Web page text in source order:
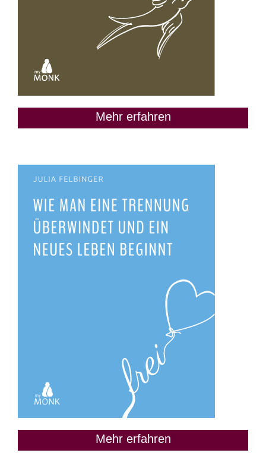
Mehr erfahren
Mehr erfahren